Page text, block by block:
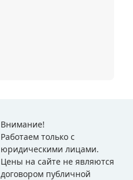
Внимание!
Работаем только с
юридическими лицами.
Цены на сайте не являются
договором публичной